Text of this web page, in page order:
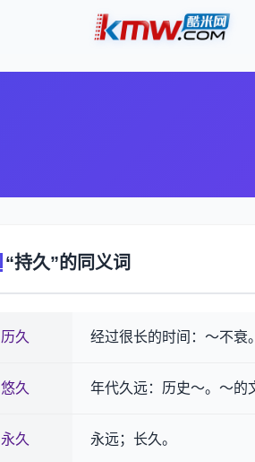
“持久”的同义词
历久 经过很长的时间：～不衰。
悠久 年代久远：历史～。～的
永久 永远；长久。